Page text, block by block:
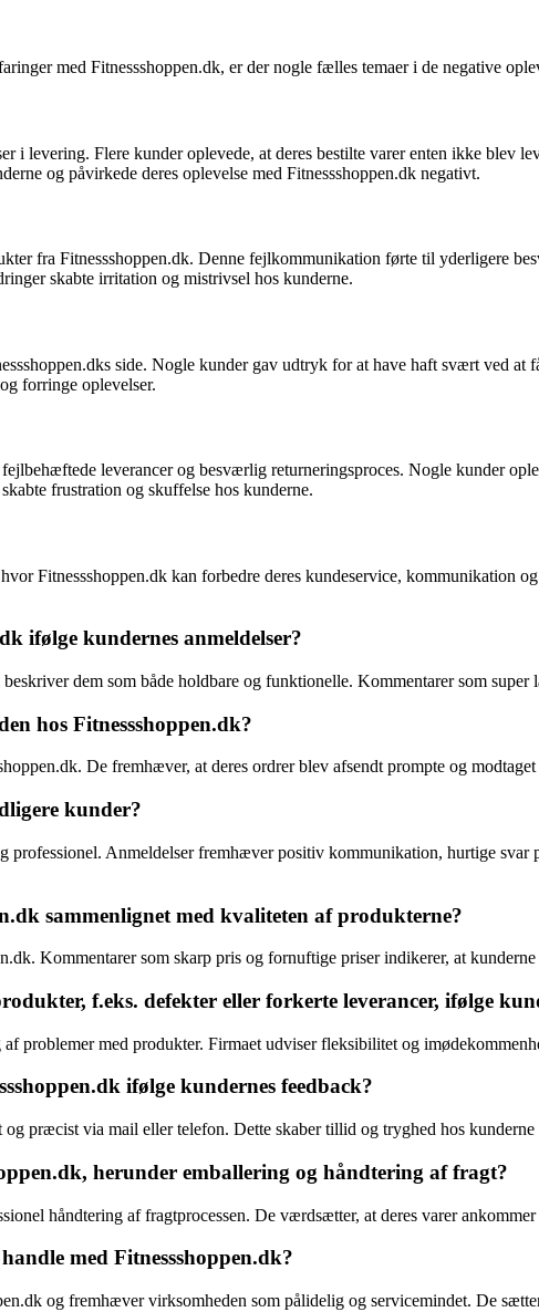
med Fitnessshoppen.dk, er der nogle fælles temaer i de negative
i levering. Flere kunder oplevede, at deres bestilte varer enten ikke blev
og påvirkede deres oplevelse med Fitnessshoppen.dk negativt.
fra Fitnessshoppen.dk. Denne fejlkommunikation førte til yderligere
skabte irritation og mistrivsel hos kunderne.
side. Nogle kunder gav udtryk for at have haft svært ved at
forringe oplevelser.
leverancer og besværlig returneringsproces. Nogle kunder
frustration og skuffelse hos kunderne.
Fitnessshoppen.dk kan forbedre deres kundeservice, kommunikation
ifølge kundernes anmeldelser?
dem som både holdbare og funktionelle. Kommentarer som
hos Fitnessshoppen.dk?
De fremhæver, at deres ordrer blev afsendt prompte og
kunder?
Anmeldelser fremhæver positiv kommunikation, hurtige svar
sammenlignet med kvaliteten af produkterne?
Kommentarer som skarp pris og fornuftige priser indikerer, at
f.eks. defekter eller forkerte leverancer, ifølge
problemer med produkter. Firmaet udviser fleksibilitet og
ifølge kundernes feedback?
præcist via mail eller telefon. Dette skaber tillid og tryghed hos
herunder emballering og håndtering af fragt?
håndtering af fragtprocessen. De værdsætter, at deres varer
med Fitnessshoppen.dk?
og fremhæver virksomheden som pålidelig og servicemindet. De